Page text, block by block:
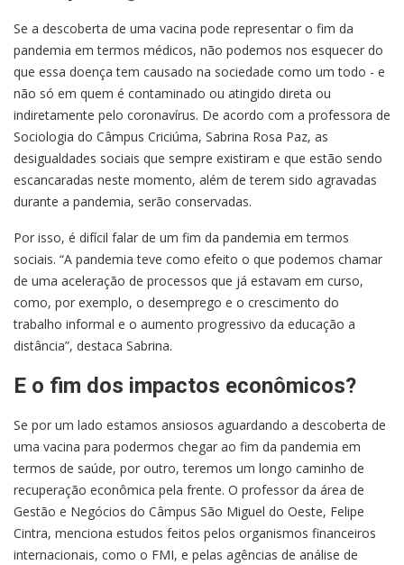
Se a descoberta de uma vacina pode representar o fim da
pandemia em termos médicos, não podemos nos esquecer do
que essa doença tem causado na sociedade como um todo - e
não só em quem é contaminado ou atingido direta ou
indiretamente pelo coronavírus. De acordo com a professora de
Sociologia do Câmpus Criciúma, Sabrina Rosa Paz, as
desigualdades sociais que sempre existiram e que estão sendo
escancaradas neste momento, além de terem sido agravadas
durante a pandemia, serão conservadas.
Por isso, é difícil falar de um fim da pandemia em termos
sociais. “A pandemia teve como efeito o que podemos chamar
de uma aceleração de processos que já estavam em curso,
como, por exemplo, o desemprego e o crescimento do
trabalho informal e o aumento progressivo da educação a
distância”, destaca Sabrina.
E o fim dos impactos econômicos?
Se por um lado estamos ansiosos aguardando a descoberta de
uma vacina para podermos chegar ao fim da pandemia em
termos de saúde, por outro, teremos um longo caminho de
recuperação econômica pela frente. O professor da área de
Gestão e Negócios do Câmpus São Miguel do Oeste, Felipe
Cintra, menciona estudos feitos pelos organismos financeiros
internacionais, como o FMI, e pelas agências de análise de